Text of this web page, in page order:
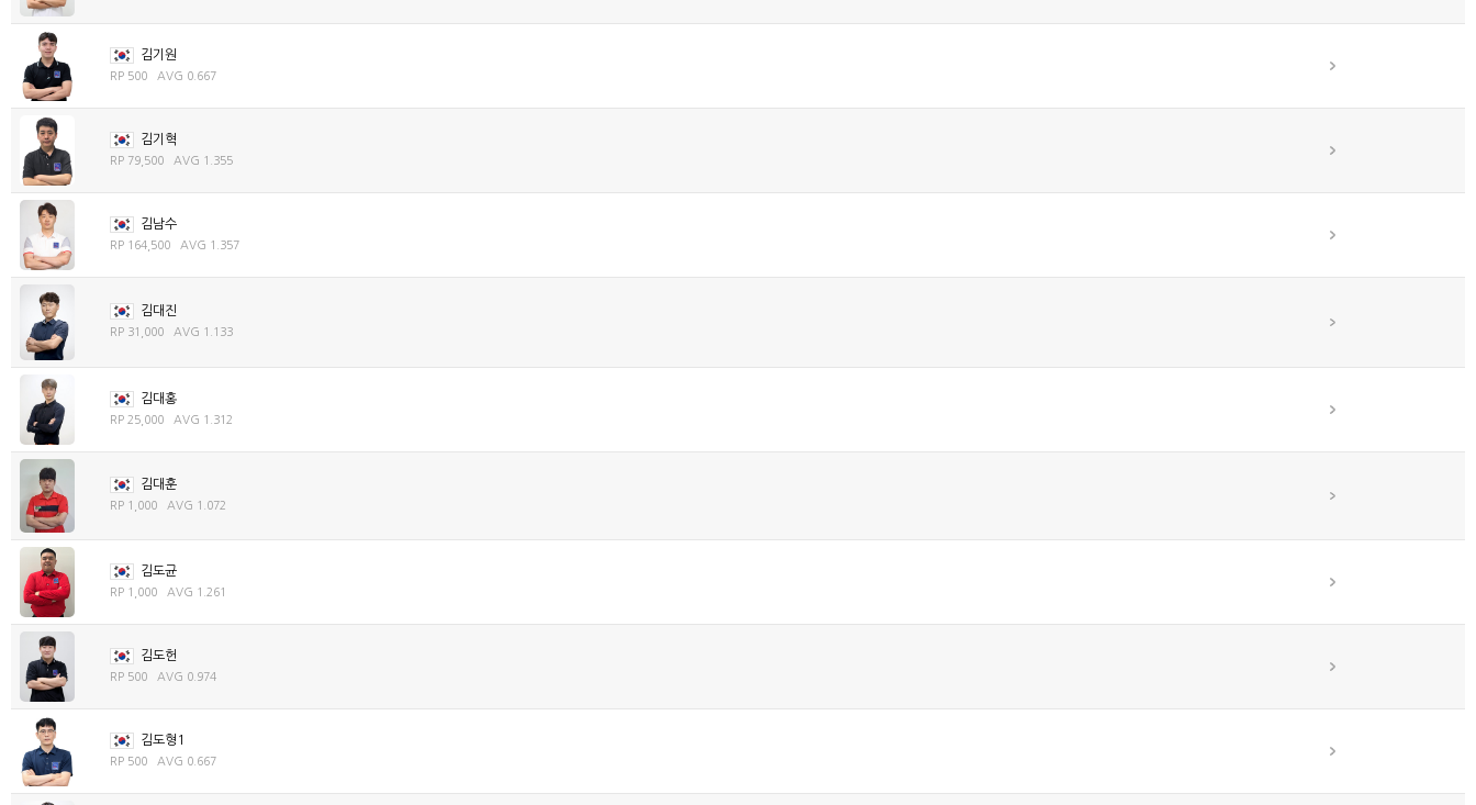
김기원
RP 500 AVG 0.667
김기혁
RP 79,500 AVG 1.355
김남수
RP 164,500 AVG 1.357
김대진
RP 31,000 AVG 1.133
김대홍
RP 25,000 AVG 1.312
김대훈
RP 1,000 AVG 1.072
김도균
RP 1,000 AVG 1.261
김도헌
RP 500 AVG 0.974
김도형1
RP 500 AVG 0.667